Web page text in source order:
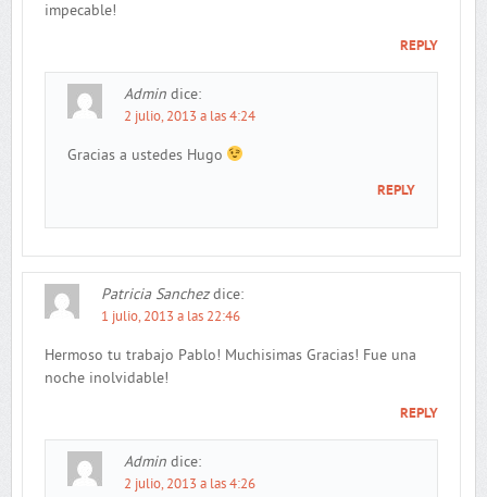
impecable!
REPLY
Admin dice:
2 julio, 2013 a las 4:24
Gracias a ustedes Hugo
REPLY
Patricia Sanchez dice:
1 julio, 2013 a las 22:46
Hermoso tu trabajo Pablo! Muchisimas Gracias! Fue una
noche inolvidable!
REPLY
Admin dice:
2 julio, 2013 a las 4:26